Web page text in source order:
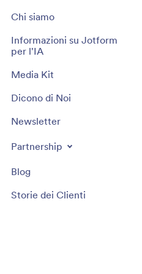
Chi siamo
Informazioni su Jotform
per l'IA
Media Kit
Dicono di Noi
Newsletter
Partnership
Blog
Storie dei Clienti